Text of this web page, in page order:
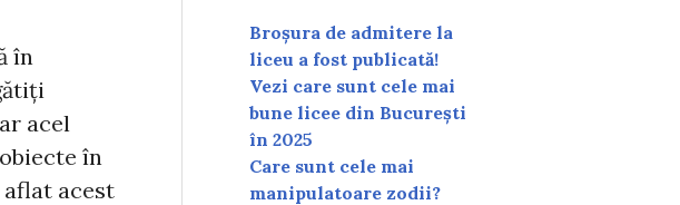
în
acel
în
acest
Broșura de admitere la
liceu a fost publicată!
Vezi care sunt cele mai
bune licee din București
în 2025
Care sunt cele mai
manipulatoare zodii?